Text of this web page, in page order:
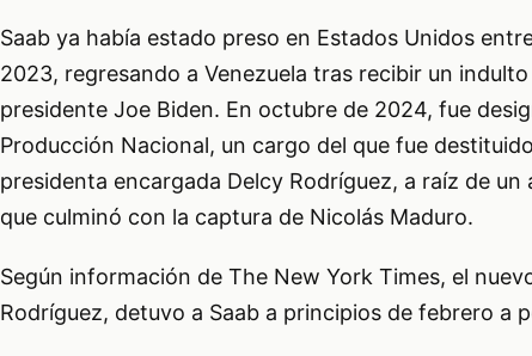
Saab ya había estado preso en Estados Unidos
2023, regresando a Venezuela tras recibir un
presidente Joe Biden. En octubre de 2024, fue
Producción Nacional, un cargo del que fue
presidenta encargada Delcy Rodríguez, a raíz de
que culminó con la captura de Nicolás Maduro.
Según información de The New York Times, el
Rodríguez, detuvo a Saab a principios de febrero a